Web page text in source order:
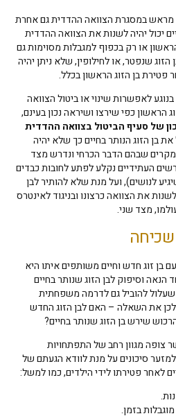
מראש במסגרת הצוואה ההדדית גם אחרת
יכול יהיה לשנות את הצוואה ההדדית
או רק בכפוף למגבלות מסוימות גם
שנפטר, או לחילופין, שלא ניתן יהיה
בן הזוג הראשון בכלל.
לאפשרות שינוי או ביטול הצוואה
כפי שירצו ושיראה נכון בעינם,
של סעיף הביטול בצוואה ההדדית
הזוג הנותר בחיים כך שלא יהיה
שבהם הדבר הכרחי ונדרש מצד
העתידיים נקלע לפתע לחובות כבדים
לנושים), ועל מנת שלא להותיר לבן
את הצוואה כרצונו ובניגוד לאינטרס
מצד שני.
בן זוג חדש וחיים משותפים איתו היא
וסיפוק לבן הזוג שנותר בחיים
להוביל גם לדרמה משפחתית
את השאלה – האם לבן הזוג החדש
שירש בן הזוג שנותר בחיים?
צופה מגוון רחב של התפתחויות
סיכונים על מנת לוודא הגעתם של
לאחר פטירתו לידי הילדים, כמו למשל:
בזמן.